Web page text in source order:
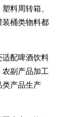
料周转箱、
桶类物料都
配啤酒饮料
副产品加工
类产品生产